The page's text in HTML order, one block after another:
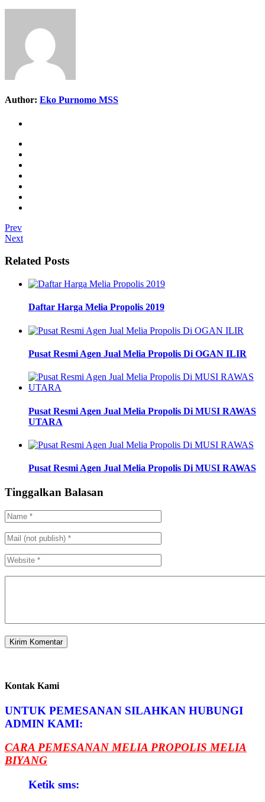
Author: Eko Purnomo MSS
Prev
Next
Related Posts
Daftar Harga Melia Propolis 2019
Pusat Resmi Agen Jual Melia Propolis Di OGAN ILIR
Pusat Resmi Agen Jual Melia Propolis Di MUSI RAWAS
UTARA
Pusat Resmi Agen Jual Melia Propolis Di MUSI RAWAS
Tinggalkan Balasan
Kontak Kami
UNTUK PEMESANAN SILAHKAN HUBUNGI
ADMIN KAMI:
CARA PEMESANAN MELIA PROPOLIS MELIA
BIYANG
Ketik sms: